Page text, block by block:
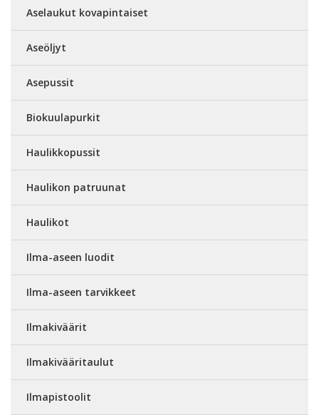
Aselaukut kovapintaiset
Aseöljyt
Asepussit
Biokuulapurkit
Haulikkopussit
Haulikon patruunat
Haulikot
Ilma-aseen luodit
Ilma-aseen tarvikkeet
Ilmakiväärit
Ilmakivääritaulut
Ilmapistoolit